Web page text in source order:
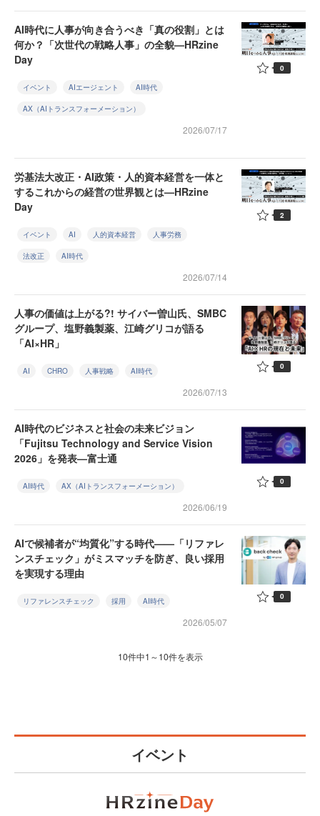
AI時代に人事が向き合うべき「真の役割」とは
何か？「次世代の戦略人事」の全貌—HRzine
Day
イベント AIエージェント AI時代
AX（AIトランスフォーメーション）
2026/07/17
0
労基法大改正・AI政策・人的資本経営を一体と
するこれからの経営の世界観とは—HRzine
Day
イベント AI 人的資本経営 人事労務
法改正 AI時代
2026/07/14
2
人事の価値は上がる?! サイバー曽山氏、SMBC
グループ、塩野義製薬、江崎グリコが語る
「AI×HR」
AI CHRO 人事戦略 AI時代
2026/07/13
0
AI時代のビジネスと社会の未来ビジョン
「Fujitsu Technology and Service Vision
2026」を発表—富士通
AI時代 AX（AIトランスフォーメーション）
2026/06/19
0
AIで候補者が“均質化”する時代——「リファレ
ンスチェック」がミスマッチを防ぎ、良い採用
を実現する理由
リファレンスチェック 採用 AI時代
2026/05/07
0
10件中1～10件を表示
イベント